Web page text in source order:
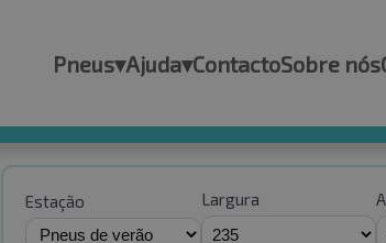
Pneus▾Ajuda▾ContactoSobre nós
Estação Largura